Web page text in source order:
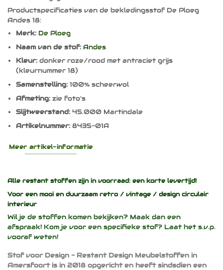
Productspecificaties van de bekledingsstof De Ploeg
Andes 18:
Merk: De Ploeg
Naam van de stof: Andes
Kleur:donker roze/rood met antraciet grijs
(kleurnummer 18)
Samenstelling:100% scheerwol
Afmeting: zie foto's
Slijtweerstand:45.000 Martindale
Artikelnummer:8435-01A
Meer artikel-informatie
Alle restant stoffen zijn in voorraad: een korte levertijd!
Voor een mooi en duurzaam retro / vintage / design circulair
interieur
Wil je de stoffen komen bekijken? Maak dan een
afspraak! Kom je voor een specifieke stof? Laat het s.v.p.
vooraf weten!
Stof voor Design - Restant Design Meubelstoffen in
Amersfoort is in 2018 opgericht en heeft sindsdien een